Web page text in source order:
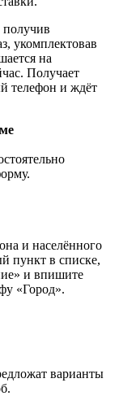
получив
укомплектовав
на
Получает
телефон и ждёт
и населённого
пункт в списке,
и впишите
«Город».
варианты